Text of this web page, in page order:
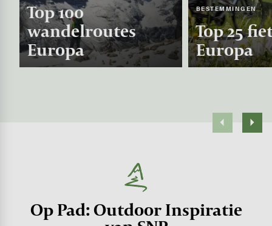
Top 100
wandelroutes
Europa
BESTEMMINGEN
Top 25
Europa
Op Pad: Outdoor Inspiratie